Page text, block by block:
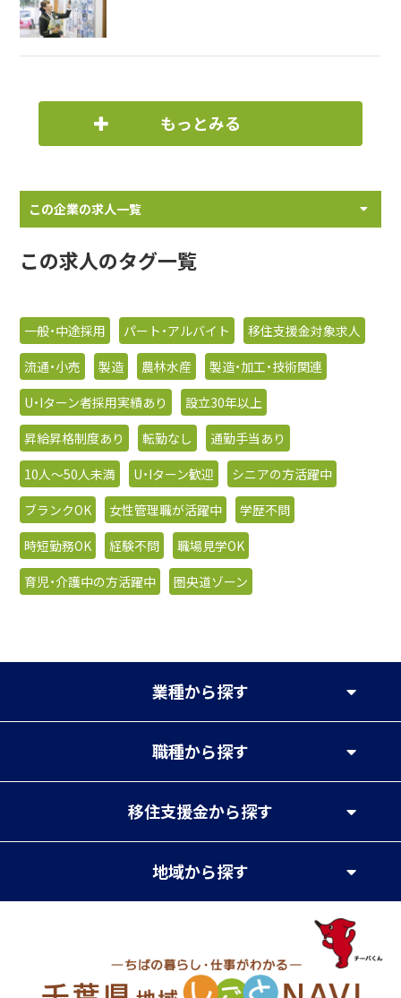
もっとみる
この企業の求人一覧
この求人のタグ一覧
一般・中途採用 パート・アルバイト
移住支援金対象求人
流通・小売
製造 農林水産
製造・加工・技術関連
U・Iターン者採用実績あり
設立30年以上
昇給昇格制度あり
転勤なし
通勤手当あり
10人〜50人未満
U・Iターン歓迎
シニアの方活躍中
ブランクOK
女性管理職が活躍中
学歴不問
時短勤務OK
経験不問
職場見学OK
育児・介護中の方活躍中
圏央道ゾーン
業種から探す
職種から探す
移住支援金から探す
地域から探す